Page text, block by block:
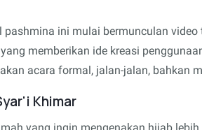
pashmina ini mulai bermunculan
memberikan ide kreasi
acara formal, jalan-jalan, bahkan
Khimar
yang ingin mengenakan hijab